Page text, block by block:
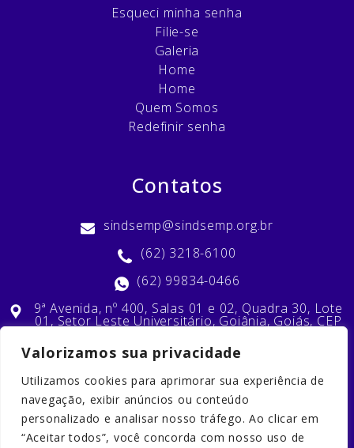
Valorizamos sua privacidade
Utilizamos cookies para aprimorar sua experiência de
navegação, exibir anúncios ou conteúdo
personalizado e analisar nosso tráfego. Ao clicar em
“Aceitar todos”, você concorda com nosso uso de
Esqueci minha senha
Filie-se
Galeria
Home
Home
Quem Somos
Redefinir senha
Contatos
sindsemp@sindsemp.org.br
(62) 3218-6100
(62) 99834-0466
9ª Avenida, nº 400, Salas 01 e 02, Quadra 30, Lote
01, Setor Leste Universitário, Goiânia, Goiás, CEP
Nossas Redes Sociais